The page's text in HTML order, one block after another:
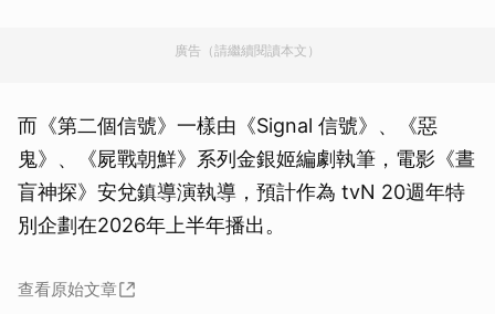
廣告（請繼續閱讀本文）
而《第二個信號》一樣由《Signal 信號》、《惡
鬼》、《屍戰朝鮮》系列金銀姬編劇執筆，電影《晝
盲神探》安兌鎮導演執導，預計作為 tvN 20週年特
別企劃在2026年上半年播出。
查看原始文章